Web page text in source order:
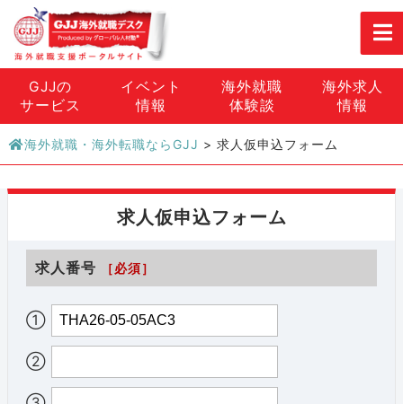
GJJの
サービス
イベント
情報
海外就職
体験談
海外求人
情報
海外就職・海外転職ならGJJ > 求人仮申込フォーム
求人仮申込フォーム
求人番号 ［必須］
①
②